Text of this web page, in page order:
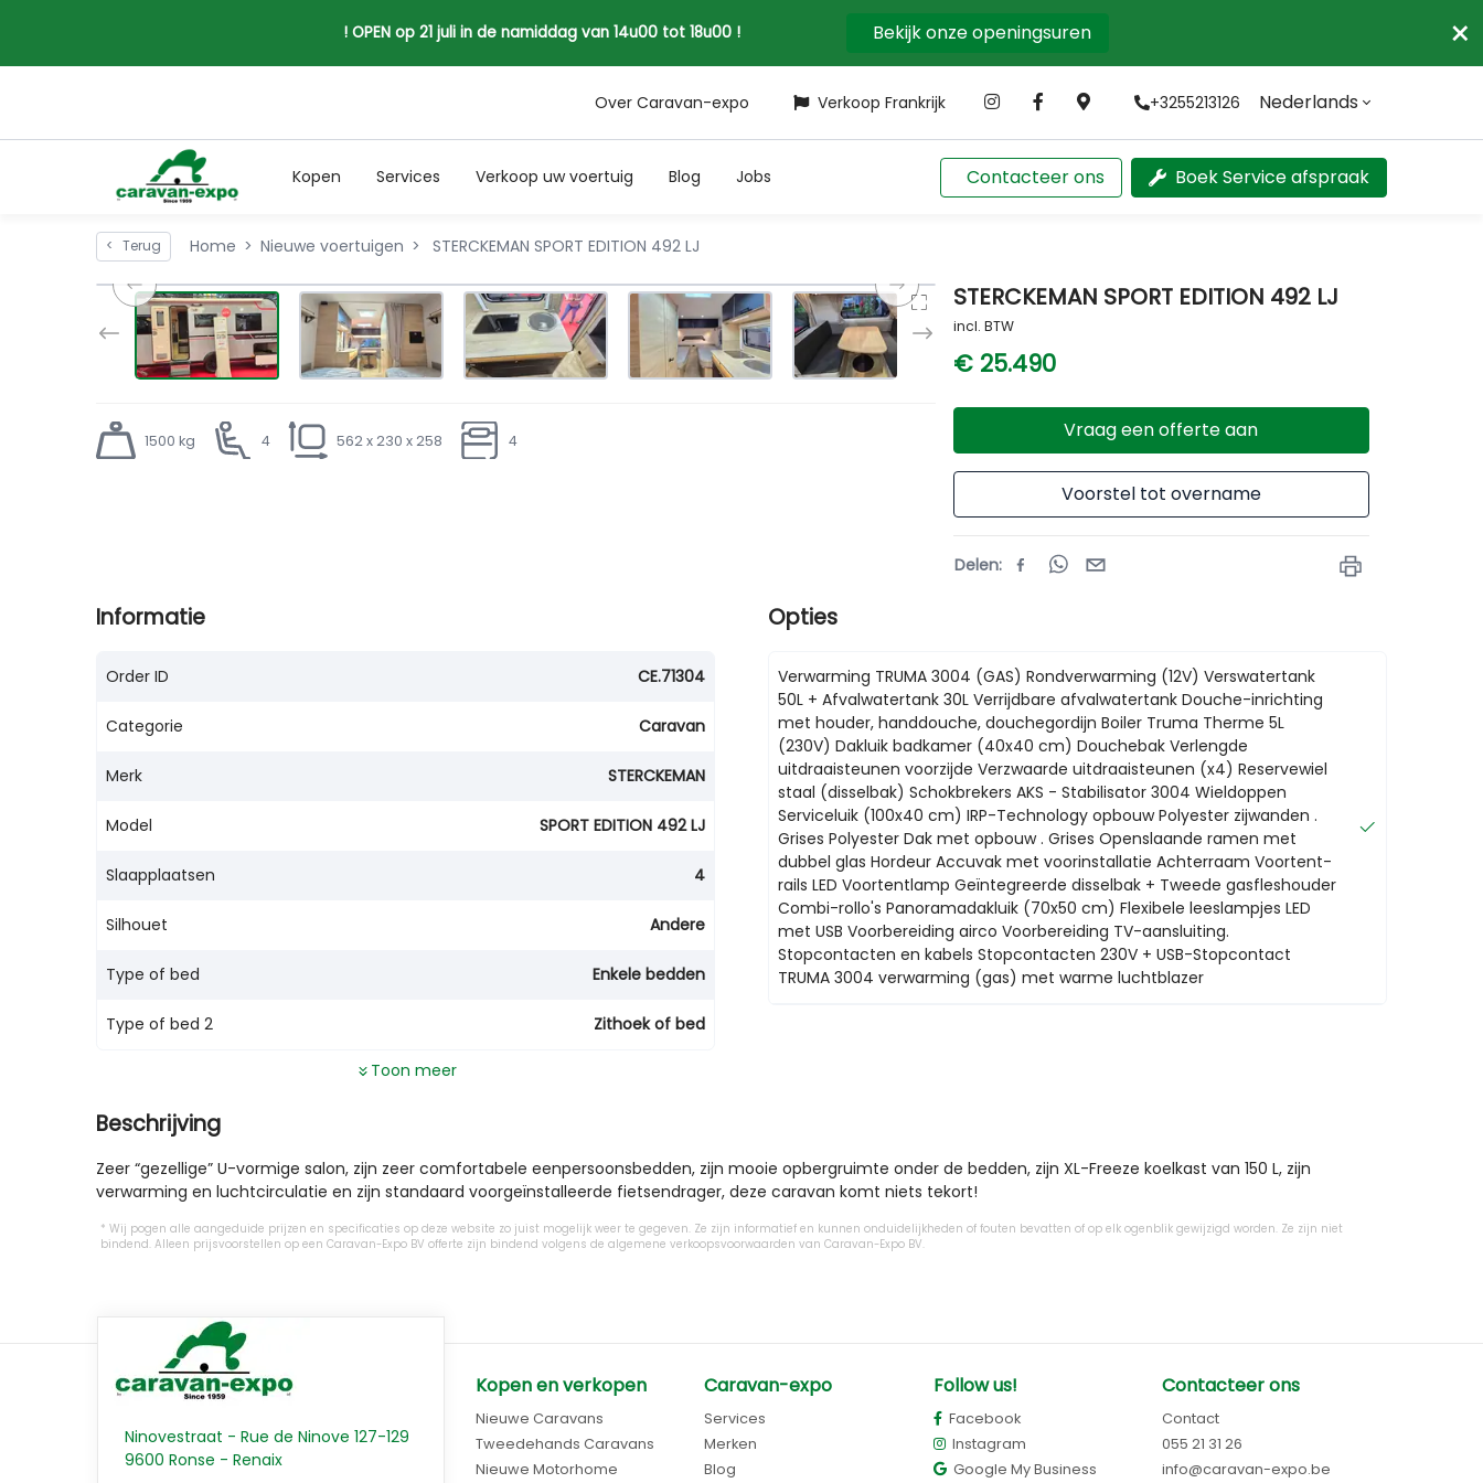
! OPEN op 21 juli in de namiddag van 14u00 tot 18u00 ! Bekijk onze openingsuren ×
Over Caravan-expo Verkoop Frankrijk +3255213126 Nederlands
Kopen Services Verkoop uw voertuig Blog Jobs Contacteer ons Boek Service afspraak
< Terug Home Nieuwe voertuigen STERCKEMAN SPORT EDITION 492 LJ
1500 kg 4 562 x 230 x 258 4
STERCKEMAN SPORT EDITION 492 LJ
incl. BTW
€ 25.490
Vraag een offerte aan
Voorstel tot overname
Delen:
Informatie
Order ID CE.71304
Categorie Caravan
Merk STERCKEMAN
Model SPORT EDITION 492 LJ
Slaapplaatsen 4
Silhouet Andere
Type of bed Enkele bedden
Type of bed 2 Zithoek of bed
Toon meer
Opties
Verwarming TRUMA 3004 (GAS) Rondverwarming (12V) Verswatertank
50L + Afvalwatertank 30L Verrijdbare afvalwatertank Douche-inrichting
met houder, handdouche, douchegordijn Boiler Truma Therme 5L
(230V) Dakluik badkamer (40x40 cm) Douchebak Verlengde
uitdraaisteunen voorzijde Verzwaarde uitdraaisteunen (x4) Reservewiel
staal (disselbak) Schokbrekers AKS - Stabilisator 3004 Wieldoppen
Serviceluik (100x40 cm) IRP-Technology opbouw Polyester zijwanden .
Grises Polyester Dak met opbouw . Grises Openslaande ramen met
dubbel glas Hordeur Accuvak met voorinstallatie Achterraam Voortent-
rails LED Voortentlamp Geïntegreerde disselbak + Tweede gasfleshouder
Combi-rollo's Panoramadakluik (70x50 cm) Flexibele leeslampjes LED
met USB Voorbereiding airco Voorbereiding TV-aansluiting.
Stopcontacten en kabels Stopcontacten 230V + USB-Stopcontact
TRUMA 3004 verwarming (gas) met warme luchtblazer
Beschrijving
Zeer “gezellige” U-vormige salon, zijn zeer comfortabele eenpersoonsbedden, zijn mooie opbergruimte onder de bedden, zijn XL-Freeze koelkast van 150 L, zijn
verwarming en luchtcirculatie en zijn standaard voorgeïnstalleerde fietsendrager, deze caravan komt niets tekort!
Wij pogen alle aangeduide prijzen en specificaties op deze website zo juist mogelijk weer te gegeven. Ze zijn informatief en kunnen onduidelijkheden of fouten bevatten of op elk ogenblik gewijzigd worden. Ze zijn niet
bindend. Alleen prijsvoorstellen op een Caravan-Expo BV offerte zijn bindend volgens de algemene verkoopsvoorwaarden van Caravan-Expo BV.
Ninovestraat - Rue de Ninove 127-129
9600 Ronse - Renaix
Kopen en verkopen
Nieuwe Caravans
Tweedehands Caravans
Nieuwe Motorhome
Caravan-expo
Services
Merken
Blog
Follow us!
Facebook
Instagram
Google My Business
Contacteer ons
Contact
055 21 31 26
info@caravan-expo.be